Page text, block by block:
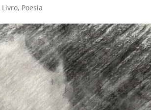
Livro, Poesia